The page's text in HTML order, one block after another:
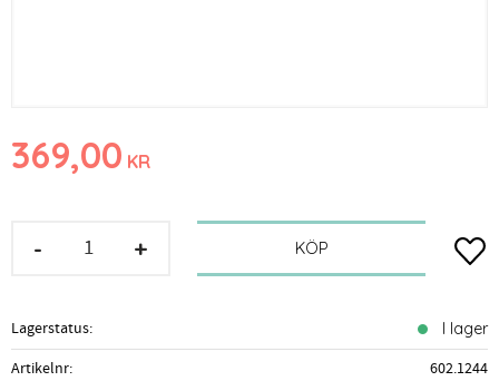
369,00 KR
+
- KÖP
Lagerstatus I lager
Artikelnr
602.1244